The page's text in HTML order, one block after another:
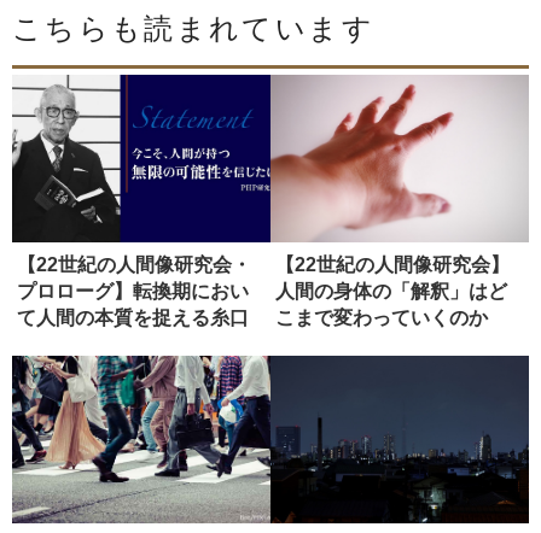
こちらも読まれています
【22世紀の人間像研究会・
プロローグ】転換期におい
て人間の本質を捉える糸口
【22世紀の人間像研究会】
人間の身体の「解釈」はど
こまで変わっていくのか